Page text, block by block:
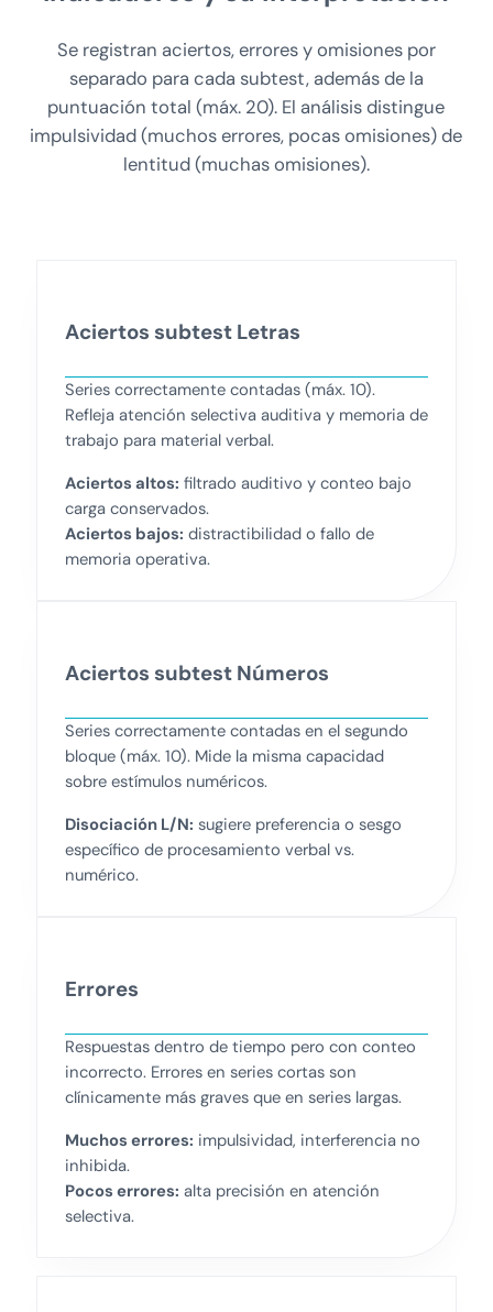
Se registran aciertos, errores y omisiones por
separado para cada subtest, además de la
puntuación total (máx. 20). El análisis distingue
impulsividad (muchos errores, pocas omisiones) de
lentitud (muchas omisiones).
Aciertos subtest Letras
Series correctamente contadas (máx. 10).
Refleja atención selectiva auditiva y memoria de
trabajo para material verbal.
Aciertos altos: filtrado auditivo y conteo bajo
carga conservados.
Aciertos bajos: distractibilidad o fallo de
memoria operativa.
Aciertos subtest Números
Series correctamente contadas en el segundo
bloque (máx. 10). Mide la misma capacidad
sobre estímulos numéricos.
Disociación L/N: sugiere preferencia o sesgo
específico de procesamiento verbal vs.
numérico.
Errores
Respuestas dentro de tiempo pero con conteo
incorrecto. Errores en series cortas son
clínicamente más graves que en series largas.
Muchos errores: impulsividad, interferencia no
inhibida.
Pocos errores: alta precisión en atención
selectiva.